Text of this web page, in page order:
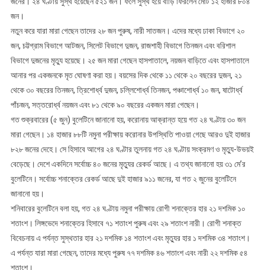
জন।
নতুন করে যারা মারা গেছেন তাদের ২৮ জন পুরুষ, নারী সাতজন। এদের মধ্যে ঢাকা বিভাগে ২০
জন, চট্টগ্রাম বিভাগে আটজন, সিলেট বিভাগে দুজন, রাজশাহী বিভাগে তিনজন এবং বরিশাল
বিভাগে দুজনের মৃত্যু হয়েছে। ২৫ জন মারা গেছেন হাসপাতালে, নয়জন বাড়িতে এবং হাসপাতালে
আনার পর একজনকে মৃত ঘোষণা করা হয়। বয়সের দিক থেকে ১১ থেকে ২০ বছরের দুজন, ২১
থেকে ৩০ বছরের তিনজন, ত্রিশোর্ধ্ব দুজন, চল্লিশোর্ধ্ব তিনজন, পঞ্চাশোর্ধ্ব ১০ জন, ষাটোর্ধ্ব
পাঁচজন, সত্তরোর্ধ্ব নয়জন এবং ৮১ থেকে ৯০ বছরের একজন মারা গেছেন।
গত শুক্রবারের (৫ জুন) বুলেটিনে জানানো হয়, করোনায় আক্রান্ত হয়ে গত ২৪ ঘণ্টায় ৩০ জন
মারা গেছেন। ১৪ হাজার ৮৮টি নমুনা পরীক্ষায় করোনার উপস্থিতি পাওয়া গেছে আরও দুই হাজার
৮২৮ জনের দেহে। সে হিসাবে আগের ২৪ ঘণ্টার তুলনায় গত ২৪ ঘণ্টায় সংক্রমণ ও মৃত্যু-উভয়ই
বেড়েছে। দেশে একদিনে সর্বোচ্চ ৪০ জনের মৃত্যুর রেকর্ড আছে। এ তথ্য জানানো হয় ৩১ মে’র
বুলেটিনে। সর্বোচ্চ শনাক্তের রেকর্ড আছে দুই হাজার ৯১১ জনের, যা গত ২ জুনের বুলেটিনে
জানানো হয়।
শনিবারের বুলেটিনে বলা হয়, গত ২৪ ঘণ্টায় নমুনা পরীক্ষায় রোগী শনাক্তের হার ২১ দশমিক ১০
শতাংশ। লিঙ্গভেদে শনাক্তের হিসাবে ৭১ শতাংশ পুরুষ এবং ২৯ শতাংশ নারী। রোগী শনাক্ত
বিবেচনায় এ পর্যন্ত সুস্থতার হার ২১ দশমিক ১৪ শতাংশ এবং মৃত্যুর হার ১ দশমিক ৩৪ শতাংশ।
এ পর্যন্ত যারা মারা গেছেন, তাদের মধ্যে পুরুষ ৭৭ দশমিক ৪৬ শতাংশ এবং নারী ২২ দশমিক ৫৪
শতাংশ।